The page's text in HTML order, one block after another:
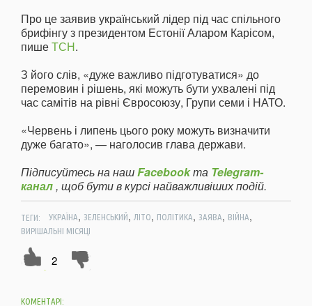
Про це заявив український лідер під час спільного
брифінгу з президентом Естонії Аларом Карісом,
пишеТСН.
З його слів, «дуже важливо підготуватися» до
перемовин і рішень, які можуть бути ухвалені під
час самітів на рівні Євросоюзу, Групи семи і НАТО.
«Червень і липень цього року можуть визначити
дуже багато», — наголосив глава держави.
Підписуйтесь на нашFacebookта Telegram-
канал, щоб бути в курсі найважливіших подій.
ТЕГИ: УКРАЇНА, ЗЕЛЕНСЬКИЙ, ЛІТО, ПОЛІТИКА, ЗАЯВА, ВІЙНА,
ВИРІШАЛЬНІ МІСЯЦІ
2
КОМЕНТАРІ: